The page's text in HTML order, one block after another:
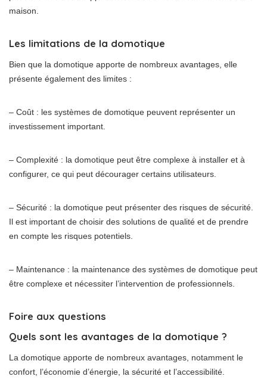
maison.
Les limitations de la domotique
Bien que la domotique apporte de nombreux avantages, elle
présente également des limites :
– Coût : les systèmes de domotique peuvent représenter un
investissement important.
– Complexité : la domotique peut être complexe à installer et à
configurer, ce qui peut décourager certains utilisateurs.
– Sécurité : la domotique peut présenter des risques de sécurité.
Il est important de choisir des solutions de qualité et de prendre
en compte les risques potentiels.
– Maintenance : la maintenance des systèmes de domotique peut
être complexe et nécessiter l’intervention de professionnels.
Foire aux questions
Quels sont les avantages de la domotique ?
La domotique apporte de nombreux avantages, notamment le
confort, l’économie d’énergie, la sécurité et l’accessibilité.